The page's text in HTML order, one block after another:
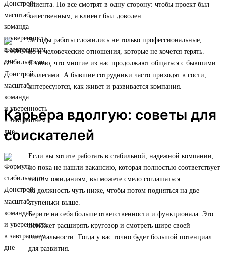
клиента. Но все смотрят в одну сторону: чтобы проект был
качественным, а клиент был доволен.
За годы работы сложились не только профессиональные,
но и человеческие отношения, которые не хочется терять.
Я знаю, что многие из нас продолжают общаться с бывшими
коллегами. А бывшие сотрудники часто приходят в гости,
интересуются, как живет и развивается компания.
Карьера вдолгую: советы для
соискателей
Если вы хотите работать в стабильной, надежной компании,
но пока не нашли вакансию, которая полностью соответствует
вашим ожиданиям, вы можете смело соглашаться
на должность чуть ниже, чтобы потом подняться на две
ступеньки выше.
Берите на себя больше ответственности и функционала. Это
поможет расширять кругозор и смотреть шире своей
специальности. Тогда у вас точно будет большой потенциал
для развития.